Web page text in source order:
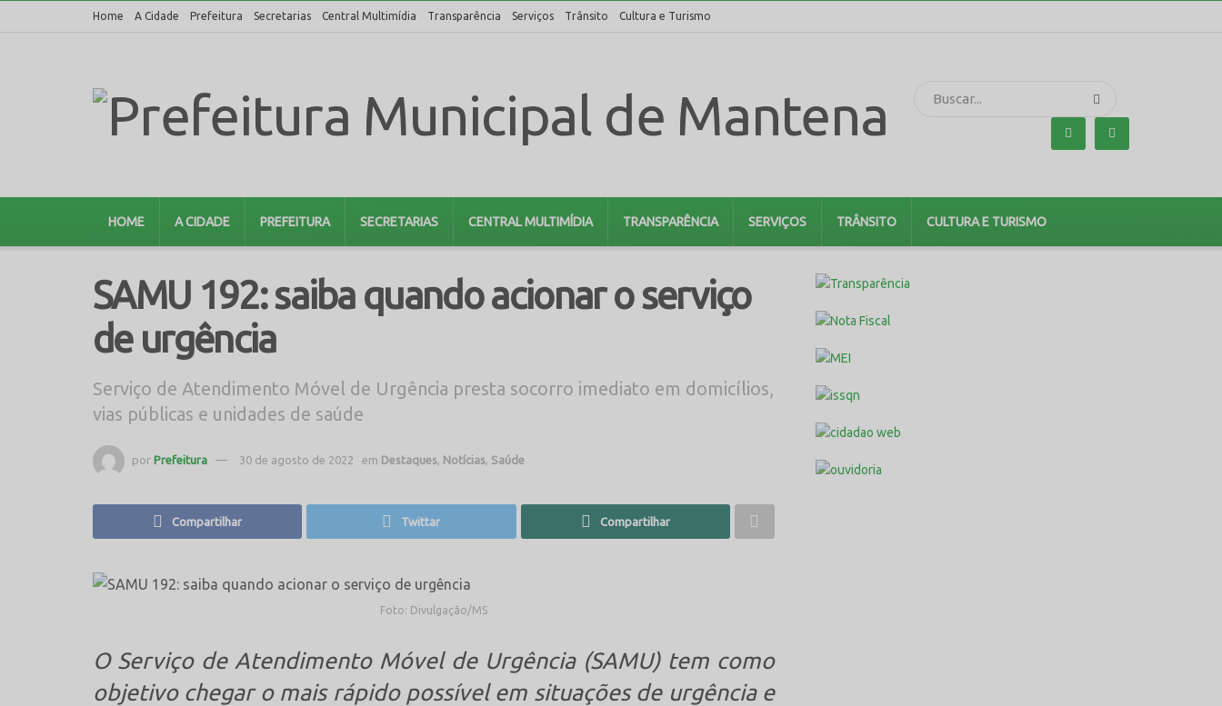
Home A Cidade Prefeitura Secretarias Central Multimídia Transparência Serviços Trânsito Cultura e Turismo
HOME A CIDADE PREFEITURA SECRETARIAS CENTRAL MULTIMÍDIA TRANSPARÊNCIA SERVIÇOS TRÂNSITO CULTURA E TURISMO
SAMU 192: saiba quando acionar o serviço
de urgência
Serviço de Atendimento Móvel de Urgência presta socorro imediato em domicílios,
vias públicas e unidades de saúde
por Prefeitura 30 de agosto de 2022 em Destaques Notícias Saúde
Compartilhar Twittar Compartilhar
Foto: Divulgação/MS
O Serviço de Atendimento Móvel de Urgência (SAMU) tem como
objetivo chegar o mais rápido possível em situações de urgência e